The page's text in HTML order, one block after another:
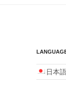
日本語